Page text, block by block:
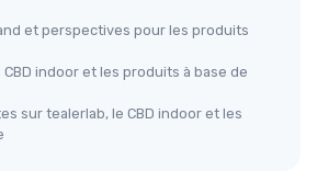
et perspectives pour les produits
indoor et les produits à base de
sur tealerlab, le CBD indoor et les